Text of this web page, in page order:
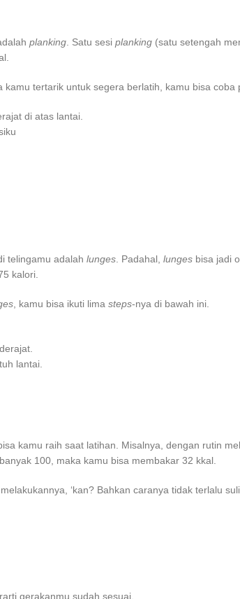
planking. Satu sesi planking (satu setengah
kamu tertarik untuk segera berlatih, kamu bisa coba
di atas lantai.
telingamu adalah lunges. Padahal, lunges bisa jadi
kalori.
, kamu bisa ikuti lima steps-nya di bawah ini.
lantai.
kamu raih saat latihan. Misalnya, dengan rutin
100, maka kamu bisa membakar 32 kkal.
‘kan? Bahkan caranya tidak terlalu
gerakanmu sudah sesuai.